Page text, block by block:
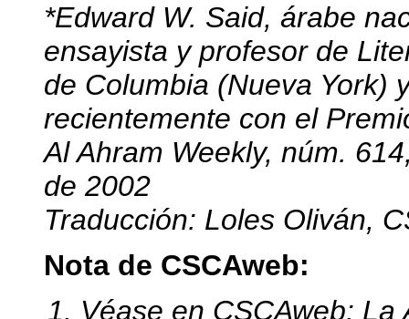
*Edward W. Said, árabe
ensayista y profesor de
de Columbia (Nueva York)
recientemente con el
Al Ahram Weekly, núm.
de 2002
Traducción: Loles Oliván,
Nota de CSCAweb:
Véase en CSCAweb: